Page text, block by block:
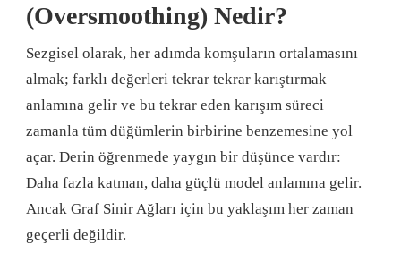
(Oversmoothing) Nedir?
Sezgisel olarak, her adımda komşuların ortalamasını
almak; farklı değerleri tekrar tekrar karıştırmak
anlamına gelir ve bu tekrar eden karışım süreci
zamanla tüm düğümlerin birbirine benzemesine yol
açar. Derin öğrenmede yaygın bir düşünce vardır:
Daha fazla katman, daha güçlü model anlamına gelir.
Ancak Graf Sinir Ağları için bu yaklaşım her zaman
geçerli değildir.